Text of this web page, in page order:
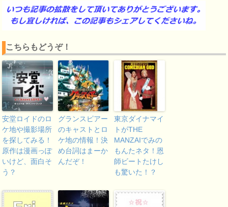
こちらもどうぞ！
安堂ロイドのロ
ケ地や撮影場所
を探してみる！
原作は漫画っぽ
いけど、面白そ
う？
グランスピアー
のキャストとロ
ケ地の情報！決
め台詞はまーか
んだぞ！
東京ダイナマイ
トがTHE
MANZAIでみの
もんたネタ！恩
師ビートたけし
も驚いた！？